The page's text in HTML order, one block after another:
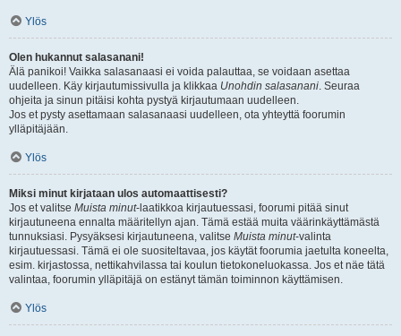
Ylös
Olen hukannut salasanani!
Älä panikoi! Vaikka salasanaasi ei voida palauttaa, se voidaan asettaa
uudelleen. Käy kirjautumissivulla ja klikkaa Unohdin salasanani. Seuraa
ohjeita ja sinun pitäisi kohta pystyä kirjautumaan uudelleen.
Jos et pysty asettamaan salasanaasi uudelleen, ota yhteyttä foorumin
ylläpitäjään.
Ylös
Miksi minut kirjataan ulos automaattisesti?
Jos et valitse Muista minut-laatikkoa kirjautuessasi, foorumi pitää sinut
kirjautuneena ennalta määritellyn ajan. Tämä estää muita väärinkäyttämästä
tunnuksiasi. Pysyäksesi kirjautuneena, valitse Muista minut-valinta
kirjautuessasi. Tämä ei ole suositeltavaa, jos käytät foorumia jaetulta koneelta,
esim. kirjastossa, nettikahvilassa tai koulun tietokoneluokassa. Jos et näe tätä
valintaa, foorumin ylläpitäjä on estänyt tämän toiminnon käyttämisen.
Ylös